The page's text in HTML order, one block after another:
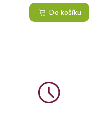
Do košíku